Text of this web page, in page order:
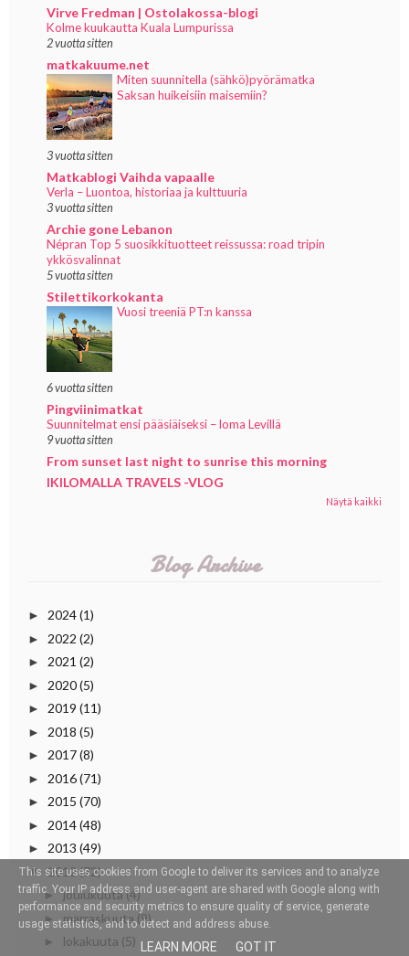
Virve Fredman | Ostolakossa-blogi
Kolme kuukautta Kuala Lumpurissa
2 vuotta sitten
matkakuume.net
Miten suunnitella (sähkö)pyörämatka
Saksan huikeisiin maisemiin?
3 vuotta sitten
Matkablogi Vaihda vapaalle
Verla – Luontoa, historiaa ja kulttuuria
3 vuotta sitten
Archie gone Lebanon
Népran Top 5 suosikkituotteet reissussa: road tripin
ykkösvalinnat
5 vuotta sitten
Stilettikorkokanta
Vuosi treeniä PT:n kanssa
6 vuotta sitten
Pingviinimatkat
Suunnitelmat ensi pääsiäiseksi – loma Levillä
9 vuotta sitten
From sunset last night to sunrise this morning
IKILOMALLA TRAVELS -VLOG
Näytä kaikki
Blog Archive
► 2024(1)
► 2022 (2)
► 2021 (2)
► 2020(5)
► 2019 (11)
► 2018 (5)
► 2017(8)
► 2016(71)
► 2015 (70)
► 2014(48)
► 2013 (49)
▼ 2012(72)
►joulukuuta(4)
►marraskuuta (9)
► lokakuuta (5)
This site uses cookies from Google to deliver its services and to analyze
traffic. Your IP address and user-agent are shared with Google along with
performance and security metrics to ensure quality of service, generate
usage statistics, and to detect and address abuse.
LEARN MORE GOT IT